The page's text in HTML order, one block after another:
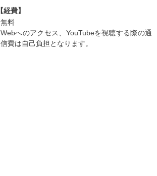
【経費】
無料
Webへのアクセス、YouTubeを視聴する際の通
信費は自己負担となります。